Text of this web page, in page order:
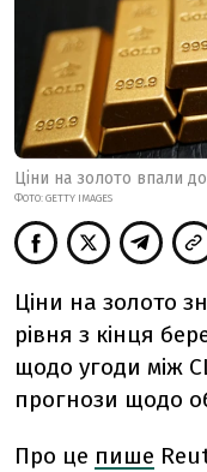
Ціни на золото впали
ФОТО: GETTY IMAGES
Ціни на золото
рівня з кінця
щодо угоди між
прогнози щодо
Про це пише